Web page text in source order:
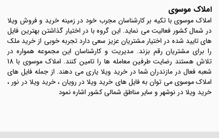
املاک موسوی
املاک موسوی با تکیه بر کارشناسان مجرب خود در زمینه خرید و فروش ویلا
در شمال کشور فعالیت می نماید. این گروه با در اختیار گذاشتن بهترین فایل
های تایید شده در اختیار مشتریان عزیز سعی دارد تجربه خوبی از خرید ملک
را برای مشتریان رقم بزند. مدیریت و کارشناسان این مجموعه همواره در
تلاش هستند رضایت طرفین معامله ها را تامین کنند. املاک موسوی با 18
شعبه فعال در مازندران شما در خرید ویلا یاری می دهند. از جمله فایل های
املاک موسوی می توان به فایل های خرید ویلا در رویان ، خرید ویلا در نور ،
خرید ویلا در نوشهر و سایر مناطق شمالی کشور اشاره نمود